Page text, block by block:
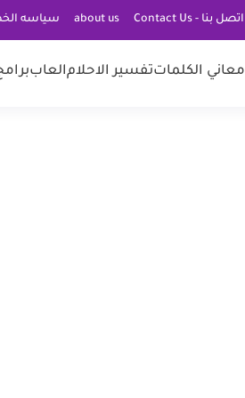
اتصل بنا - Contact Us about us سياسه
معاني الكلماتتفسير الاحلامالعاب